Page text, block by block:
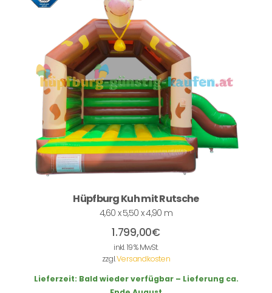
Hüpfburg Kuh mit Rutsche
4,60 x 5,50 x 4,90 m
1.799,00€
inkl. 19 % MwSt.
zzgl.Versandkosten
Lieferzeit: Bald wieder verfügbar – Lieferung ca.